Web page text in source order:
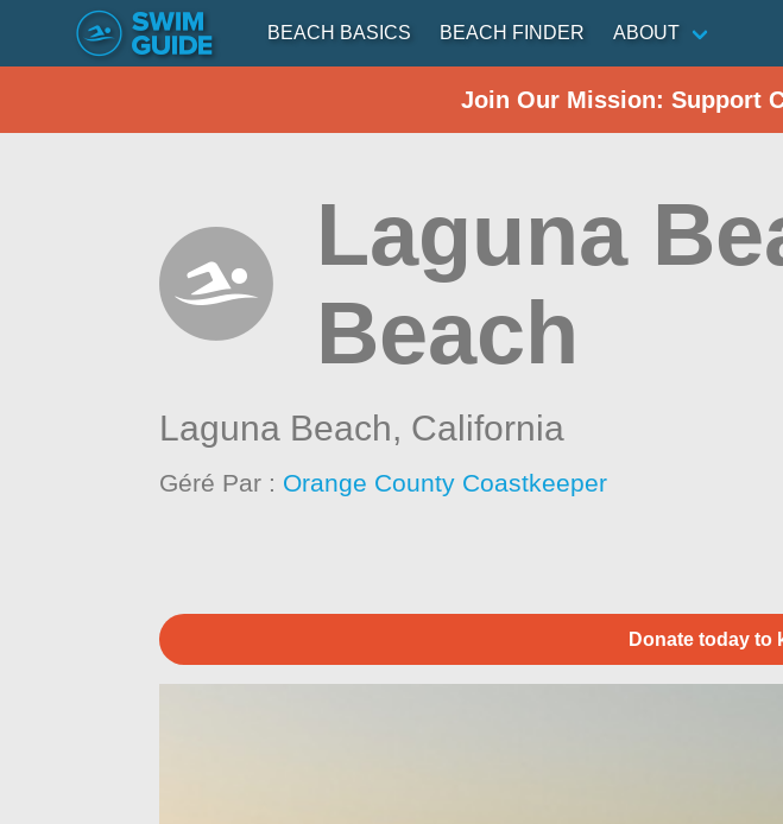
BEACH BASICS BEACH FINDER ABOUT
Join Our Mission: Support
Laguna
Beach
Laguna Beach, California
Géré Par : Orange County Coastkeeper
Donate today to